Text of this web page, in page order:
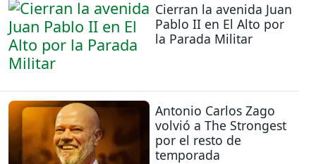
Cierran la avenida Juan
Pablo II en El Alto por
la Parada Militar
Antonio Carlos Zago
volvió a The Strongest
por el resto de
temporada